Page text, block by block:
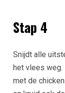
Stap 4
Snijdt alle
het vlees weg.
met de